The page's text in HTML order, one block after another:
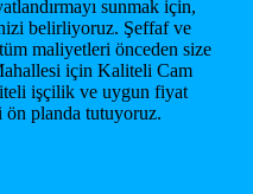
sunmak için,
belirliyoruz. Şeffaf ve
maliyetleri önceden size
için Kaliteli Cam
işçilik ve uygun fiyat
ön planda tutuyoruz.